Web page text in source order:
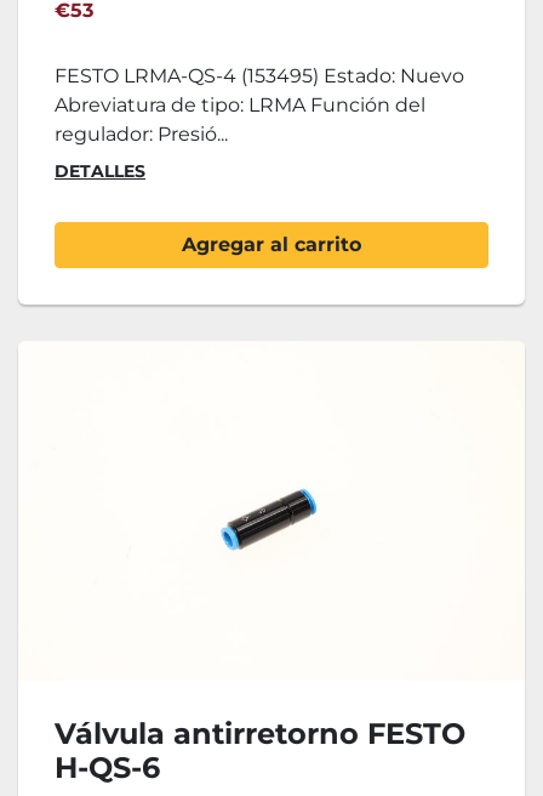
€53
FESTO LRMA-QS-4 (153495) Estado: Nuevo
Abreviatura de tipo: LRMA Función del
regulador: Presió...
DETALLES
Agregar al carrito
Válvula antirretorno FESTO
H-QS-6